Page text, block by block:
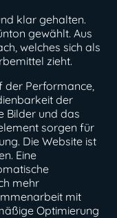
klar gehalten.
gewählt. Aus
welches sich als
zieht.
der Performance,
der
Bilder und das
sorgen für
Die Website ist
Eine
mehr
mit
Optimierung